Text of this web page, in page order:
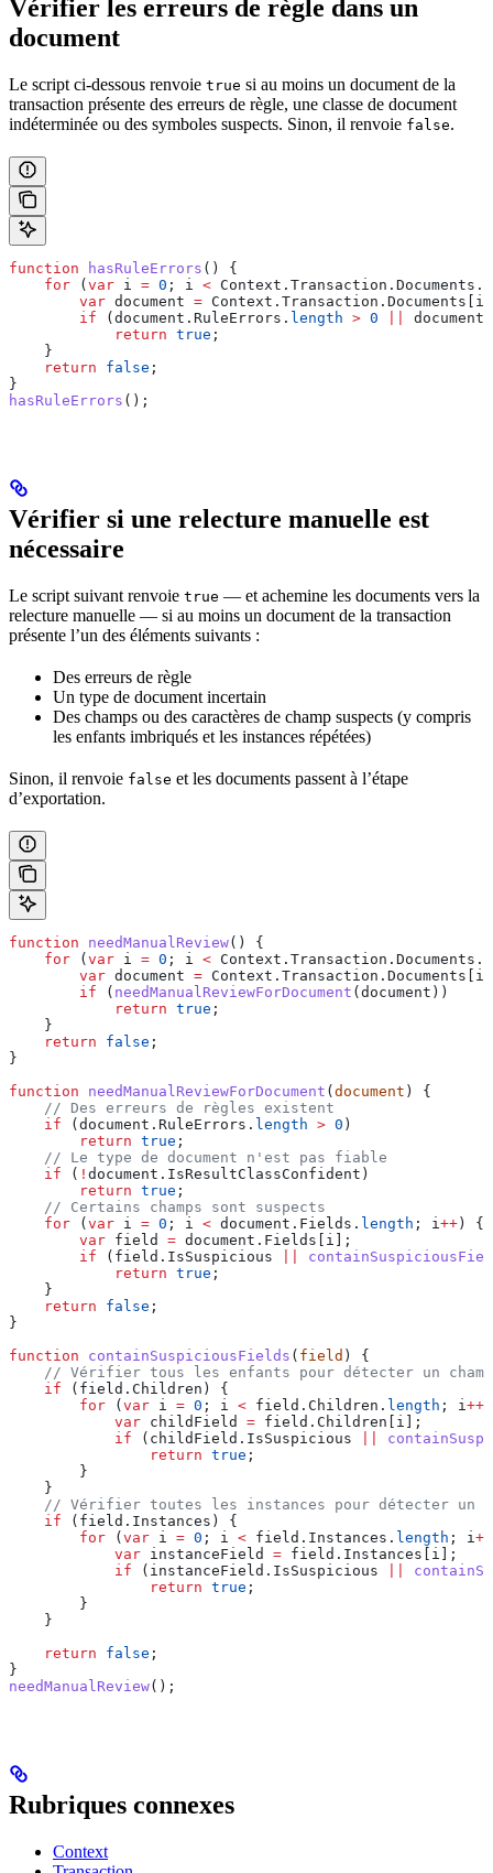
Vérifier les erreurs de règle dans un
document
Le script ci-dessous renvoie true si au moins un document de la
transaction présente des erreurs de règle, une classe de document
indéterminée ou des symboles suspects. Sinon, il renvoie false.
function hasRuleErrors () {
    for
( var i = 0 ; i < Context . Transaction . Documents .
        var
document = Context . Transaction . Documents i
        if
( document . RuleErrors . length > 0 document
            return
true ;
    }
    return
false ;
}
hasRuleErrors ();
Vérifier si une relecture manuelle est
nécessaire
Le script suivant renvoie true — et achemine les documents vers la
relecture manuelle — si au moins un document de la transaction
présente l’un des éléments suivants :
Des erreurs de règle
Un type de document incertain
Des champs ou des caractères de champ suspects (y compris
les enfants imbriqués et les instances répétées)
Sinon, il renvoie false et les documents passent à l’étape
d’exportation.
function needManualReview() {
    for
( var i = 0 ; i < Context . Transaction . Documents .
        var
document = Context . Transaction . Documents i
        if
( needManualReviewForDocument ( document ))
            return
true ;
    }
    return
false ;
}
function needManualReviewForDocument ( document ) {
    // Des erreurs de règles existent
    if
( document . RuleErrors . length > 0 )
        return
true ;
    // Le type de document n'est pas fiable
    if
( ! document . IsResultClassConfident )
        return
true ;
    // Certains champs sont suspects
    for
( var i = 0 ; i < document . Fields . length ; i ++ ) {
        var
field = document . Fields i
];
        if
( field . IsSuspicious
            return
true ;
    }
    return
false ;
}
function containSuspiciousFields ( field ) {
// Vérifier tous les enfants pour détecter un
    if
( field . Children ) {
        for
( var i = 0 ; i < field . Children . length ; i ++
            var
childField = field . Children i
];
            if
( childField . IsSuspicious
                return
true ;
        }
    }
// Vérifier toutes les instances pour détecter un
    if
( field . Instances ) {
        for
( var i = 0 ; i < field . Instances . length ; i ++
            var
instanceField = field . Instances i
];
            if
( instanceField . IsSuspicious
                return
true ;
        }
    }
    return
false ;
}
needManualReview();
Rubriques connexes
Context